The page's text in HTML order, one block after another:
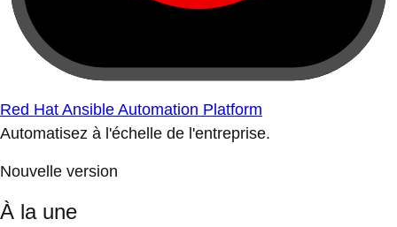
Red Hat Ansible Automation Platform
Automatisez à l'échelle de l'entreprise.
Nouvelle version
À la une